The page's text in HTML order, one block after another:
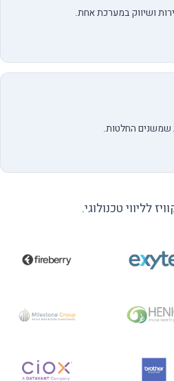
ושיווק במערכת אחת.
שמשנים החלטות.
לליווי טכנולוגי.